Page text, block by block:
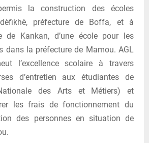
la construction des écoles
préfecture de Boffa, et à
de Kankan, d’une école pour les
dans la préfecture de Mamou. AGL
l’excellence scolaire à travers
d’entretien aux étudiantes de
des Arts et Métiers) et
les frais de fonctionnement du
des personnes en situation de